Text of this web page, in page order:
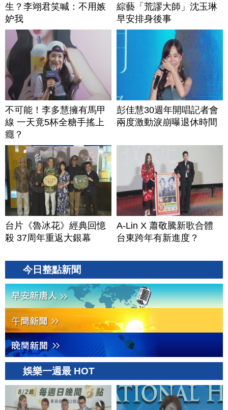
生？李翊君笑喊：不用嫉
妒我
綜藝「荒謬大師」沈玉琳
早安排身後事
不可能！李多慧擁有馬甲
線 一天竟5杯全糖手搖上
癮？
彭佳慧30週年開唱記者會
兩度激動淚崩曝退休時間
台片《魯冰花》經典回憶
殺 37周年重返大銀幕
A-Lin X 蕭敬騰新歌合體
台東跨年有新進度？
今日整點新聞
娛樂一週最 HOT